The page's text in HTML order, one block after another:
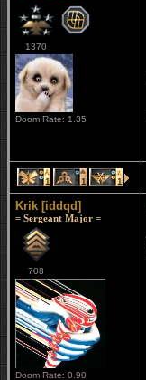
1370
Doom Rate: 1.35
1 1 1
Krik [iddqd]
= Sergeant Major =
708
Doom Rate: 0.90